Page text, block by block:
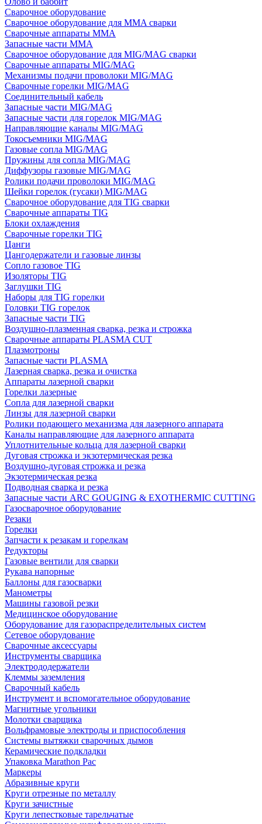
Сварочное оборудование
Сварочное оборудование для MMA сварки
Сварочные аппараты MMA
Запасные части MMA
Сварочное оборудование для MIG/MAG сварки
Сварочные аппараты MIG/MAG
Механизмы подачи проволоки MIG/MAG
Сварочные горелки MIG/MAG
Соединительный кабель
Запасные части MIG/MAG
Запасные части для горелок MIG/MAG
Направляющие каналы MIG/MAG
Токосъемники MIG/MAG
Газовые сопла MIG/MAG
Пружины для сопла MIG/MAG
Диффузоры газовые MIG/MAG
Ролики подачи проволоки MIG/MAG
Шейки горелок (гусаки) MIG/MAG
Сварочное оборудование для TIG сварки
Сварочные аппараты TIG
Блоки охлаждения
Сварочные горелки TIG
Цанги
Цангодержатели и газовые линзы
Сопло газовое TIG
Изоляторы TIG
Заглушки TIG
Наборы для TIG горелки
Головки TIG горелок
Запасные части TIG
Воздушно-плазменная сварка, резка и строжка
Сварочные аппараты PLASMA CUT
Плазмотроны
Запасные части PLASMA
Лазерная сварка, резка и очистка
Аппараты лазерной сварки
Горелки лазерные
Сопла для лазерной сварки
Линзы для лазерной сварки
Ролики подающего механизма для лазерного аппарата
Каналы направляющие для лазерного аппарата
Уплотнительные кольца для лазерной сварки
Дуговая строжка и экзотермическая резка
Воздушно-дуговая строжка и резка
Экзотермическая резка
Подводная сварка и резка
Запасные части ARC GOUGING & EXOTHERMIC CUTTING
Газосварочное оборудование
Резаки
Горелки
Запчасти к резакам и горелкам
Редукторы
Газовые вентили для сварки
Рукава напорные
Баллоны для газосварки
Манометры
Машины газовой резки
Медицинское оборудование
Оборудование для газораспределительных систем
Сетевое оборудование
Сварочные аксессуары
Инструменты сварщика
Электрододержатели
Клеммы заземления
Сварочный кабель
Инструмент и вспомогательное оборудование
Магнитные угольники
Молотки сварщика
Вольфрамовые электроды и приспособления
Системы вытяжки сварочных дымов
Керамические подкладки
Упаковка Marathon Pac
Маркеры
Абразивные круги
Круги отрезные по металлу
Круги зачистные
Круги лепестковые тарельчатые